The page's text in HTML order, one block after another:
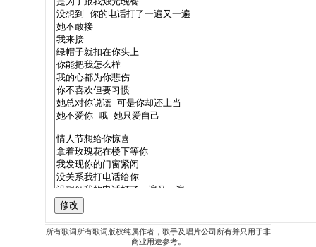
所有歌词所有歌词版权纯属作者，歌手及唱片公司所有并只用于非
商业用途参考。